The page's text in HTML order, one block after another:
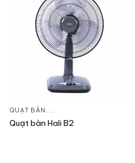
QUẠT BÀN , QUẠT ĐIỆN, QUẠT TRẦN
Quạt bàn Hali B2